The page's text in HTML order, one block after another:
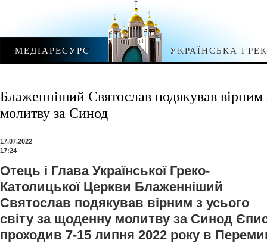
МЕДІАРЕСУРС УКРАЇНСЬКА
Блаженніший Святослав подякував вірним
молитву за Синод
17.07.2022
17:24
Отець і Глава Української Греко-
Католицької Церкви Блаженніший
Святослав подякував вірним з усього
світу за щоденну молитву за Синод
проходив 7-15 липня 2022 року в